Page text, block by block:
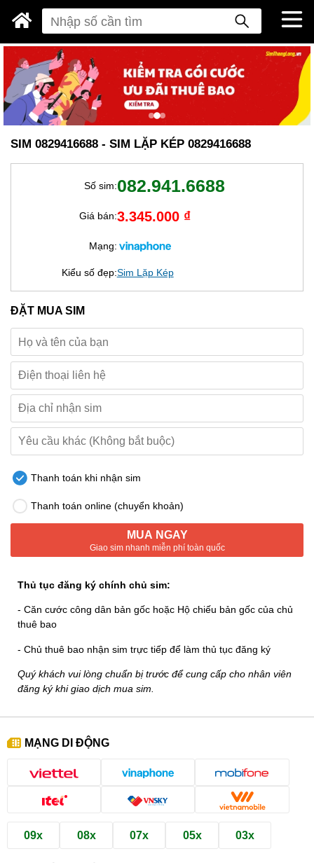
SIM 0829416688 - SIM LẶP KÉP 0829416688
Số sim:082.941.6688
Giá bán:3.345.000 ₫
Mạng:
Kiểu số đẹp:Sim Lặp Kép
ĐẶT MUA SIM
Thanh toán khi nhận sim
Thanh toán online (chuyển khoản)
MUA NGAY
Giao sim nhanh miễn phí toàn quốc
Thủ tục đăng ký chính chủ sim:
- Căn cước công dân bản gốc hoặc Hộ chiếu bản gốc của chủ
thuê bao
- Chủ thuê bao nhận sim trực tiếp để làm thủ tục đăng ký
Quý khách vui lòng chuẩn bị trước để cung cấp cho nhân viên
đăng ký khi giao dịch mua sim.
MẠNG DI ĐỘNG
09x 08x 07x 05x 03x